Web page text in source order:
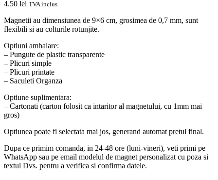
4.50 lei TVA inclus
Magnetii au dimensiunea de 9×6 cm, grosimea de 0,7 mm, sunt
flexibili si au colturile rotunjite.
Optiuni ambalare:
– Pungute de plastic transparente
– Plicuri simple
– Plicuri printate
– Saculeti Organza
Optiune suplimentara:
– Cartonati (carton folosit ca intaritor al magnetului, cu 1mm mai
gros)
Optiunea poate fi selectata mai jos, generand automat pretul final.
Dupa ce primim comanda, in 24-48 ore (luni-vineri), veti primi pe
WhatsApp sau pe email modelul de magnet personalizat cu poza si
textul Dvs. pentru a verifica si confirma datele.